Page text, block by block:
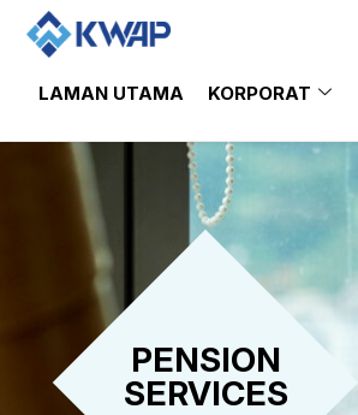
LAMAN UTAMA KORPORAT
PENSION
SERVICES